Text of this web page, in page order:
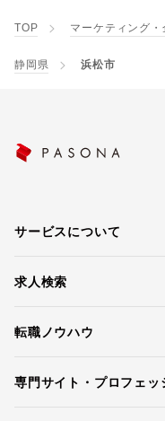
TOP マーケティング・
静岡県 浜松市
サービスについて
求人検索
転職ノウハウ
専門サイト・プロフェッ